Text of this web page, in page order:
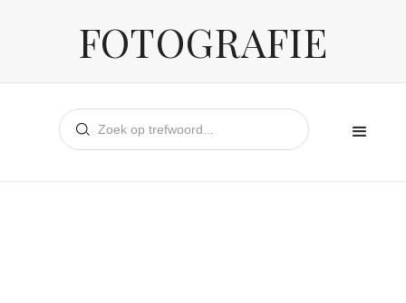
FOTOGRAFIE